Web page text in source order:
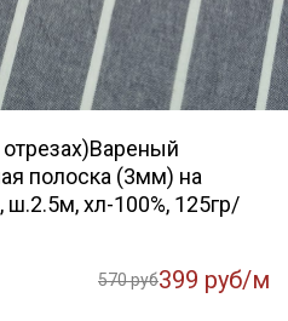
полоска (3мм) на
хл-100%, 125гр/
570 руб399 руб/м